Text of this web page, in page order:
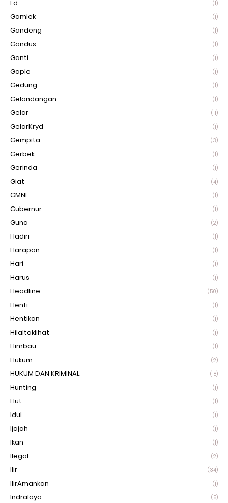
Fd (1)
Gamlek (1)
Gandeng (1)
Gandus (1)
Ganti (1)
Gaple (1)
Gedung (1)
Gelandangan (1)
Gelar (11)
GelarKryd (1)
Gempita (3)
Gerbek (1)
Gerinda (1)
Giat (4)
GMNI (1)
Gubernur (1)
Guna (2)
Hadiri (1)
Harapan (1)
Hari (1)
Harus (1)
Headline (50)
Henti (1)
Hentikan (1)
Hilaltaklihat (1)
Himbau (1)
Hukum (2)
HUKUM DAN KRIMINAL (18)
Hunting (1)
Hut (1)
Idul (1)
Ijajah (1)
Ikan (1)
Ilegal (2)
Ilir (34)
IlirAmankan (1)
Indralaya (5)